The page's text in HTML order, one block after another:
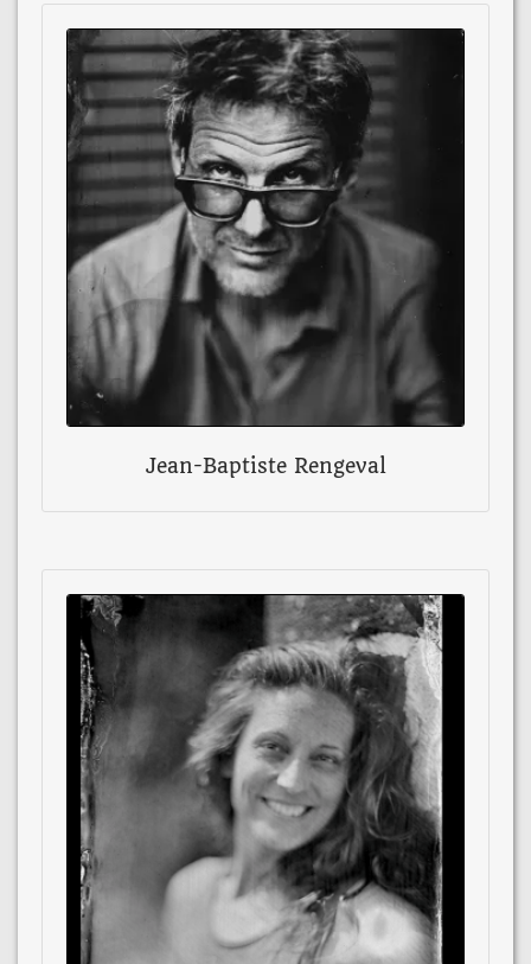
Jean-Baptiste Rengeval